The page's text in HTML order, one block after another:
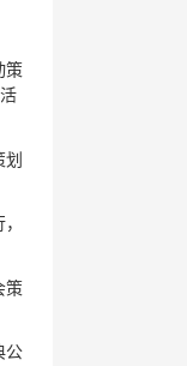
策
划
策
公